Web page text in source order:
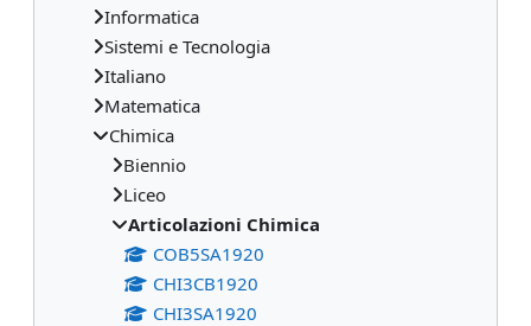
Informatica
Sistemi e Tecnologia
Italiano
Matematica
Chimica
Biennio
Liceo
Articolazioni Chimica
COB5SA1920
CHI3CB1920
CHI3SA1920